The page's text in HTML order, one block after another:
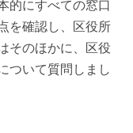
的にすべての窓口
を確認し、区役所
そのほかに、区役
ついて質問しまし